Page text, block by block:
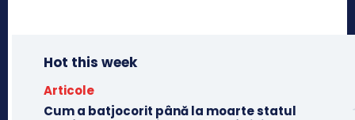
Hot this week
Articole
Cum a batjocorit până la moarte statul